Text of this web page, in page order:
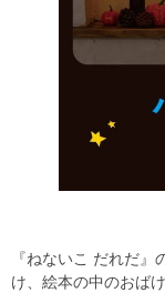
『ねないこ だれだ
け、絵本の中のおば